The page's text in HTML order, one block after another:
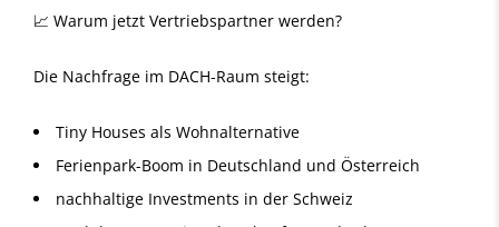
📈 Warum jetzt Vertriebspartner werden?
Die Nachfrage im DACH-Raum steigt:
Tiny Houses als Wohnalternative
Ferienpark-Boom in Deutschland und Österreich
nachhaltige Investments in der Schweiz